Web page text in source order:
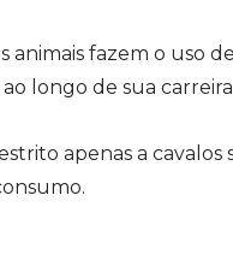
animais fazem o uso de
longo de sua
apenas a cavalos